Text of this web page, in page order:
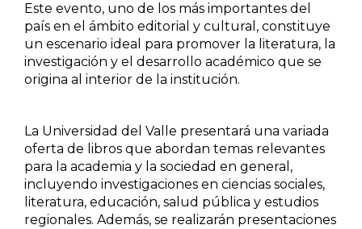
Conflicto Armado
Construcción de paz
Derecho
Desarrollo
Diseño
Economía
Este evento, uno de los más importantes del
país en el ámbito editorial y cultural, constituye
un escenario ideal para promover la literatura, la
investigación y el desarrollo académico que se
origina al interior de la institución.
La Universidad del Valle presentará una variada
oferta de libros que abordan temas relevantes
para la academia y la sociedad en general,
incluyendo investigaciones en ciencias sociales,
literatura, educación, salud pública y estudios
regionales. Además, se realizarán presentaciones